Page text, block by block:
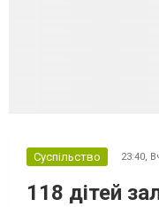
Суспільство 23:40,
118 дітей